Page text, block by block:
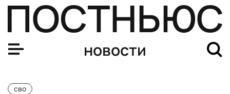
новости
сво
Сальдо доложил Путину об атаке ВСУ по Хорлам